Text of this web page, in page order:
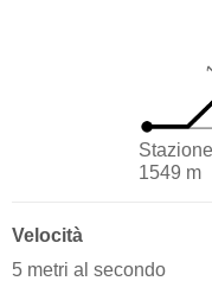
1549 m
Velocità
5 metri al secondo